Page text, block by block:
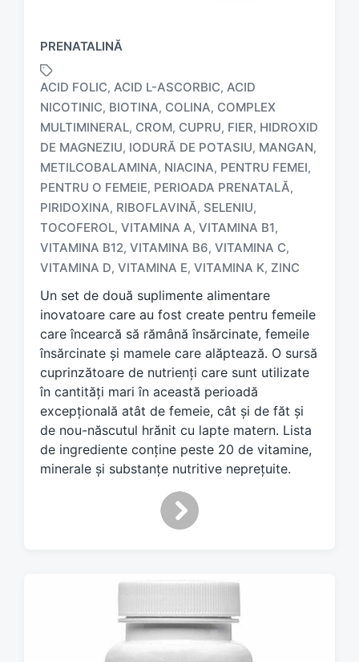
PRENATALINĂ
a
g
g
e
d
i
t
h
ACID FOLIC, ACID L-ASCORBIC, ACID
NICOTINIC, BIOTINA, COLINA, COMPLEX
MULTIMINERAL, CROM, CUPRU, FIER, HIDROXID
DE MAGNEZIU, IODURĂ DE POTASIU, MANGAN,
METILCOBALAMINA, NIACINA, PENTRU FEMEI,
PENTRU O FEMEIE, PERIOADA PRENATALĂ,
PIRIDOXINA, RIBOFLAVINĂ, SELENIU,
TOCOFEROL, VITAMINA A, VITAMINA B1,
VITAMINA B12, VITAMINA B6, VITAMINA C,
VITAMINA D, VITAMINA E, VITAMINA K, ZINC
Un set de două suplimente alimentare
inovatoare care au fost create pentru femeile
care încearcă să rămână însărcinate, femeile
însărcinate și mamele care alăptează. O sursă
cuprinzătoare de nutrienți care sunt utilizate
în cantități mari în această perioadă
excepțională atât de femeie, cât și de făt și
de nou-născutul hrănit cu lapte matern. Lista
de ingrediente conține peste 20 de vitamine,
minerale și substanțe nutritive neprețuite.